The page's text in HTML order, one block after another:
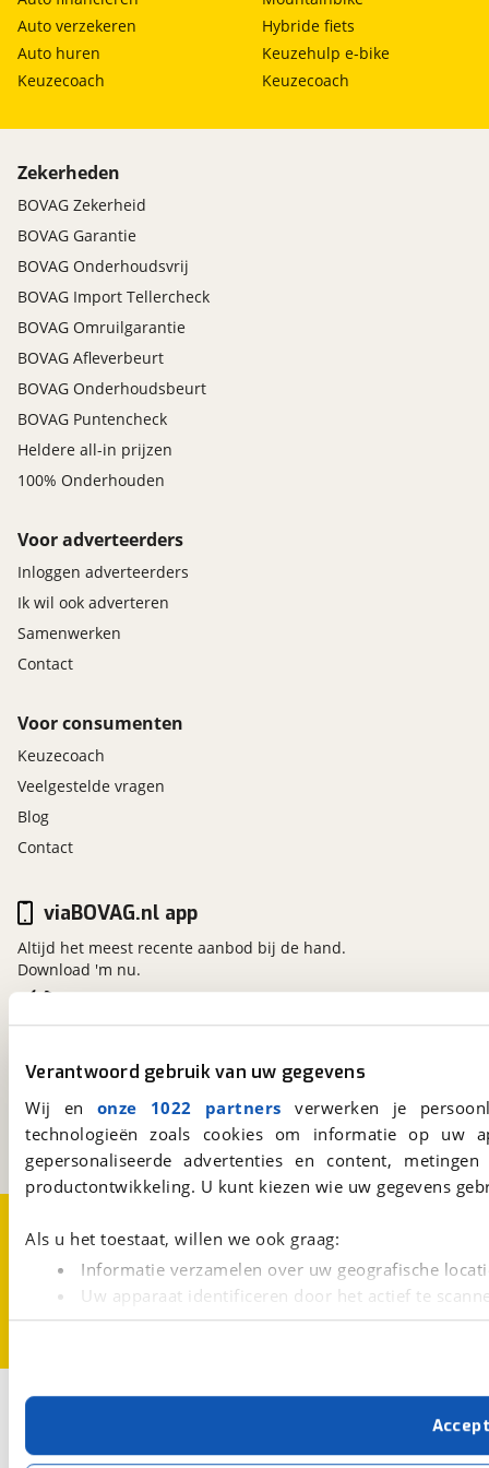
Verantwoord gebruik van uw gegevens
Wij en onze 1022 partners verwerken je
technologieën zoals cookies om informatie op
gepersonaliseerde advertenties en content,
productontwikkeling. U kunt kiezen wie uw gegevens
Als u het toestaat, willen we ook graag:
Informatie verzamelen over uw geografische
Uw apparaat identificeren door het actief te
Lees meer over hoe uw persoonlijke gegevens worden
Met cookies en vergelijkbare technieken zorgen we
cookies zorgen ervoor dat de website goed werkt.
verbeteren. We tonen je graag relevante advertenties
Connected services
Dab
Draadloze telefoonlader
Fabrieksgarantie
midden airbag(s)
multimedia scherm standaard
sfeerverlichting
stuur kunstleder
stuur multifunctioneel
stuur verwarmd
Uitparkeer waarschuwing
uitstap waarschuwing
Volledig digitaal instrumentenpaneel
zwarte glans (piano)lak interieur afwerking
Veiligheid
Autonomous Emergency Braking
Dodehoek detector
Airbag(s) hoofd voor
Airbag(s) side voor
Airbag bestuurder
Airbag passagier
Anti doorSlip Regeling
Bandenspanningscontrolesysteem
bots waarschuwing systeem
Elektronisch Stabiliteits Programma
Vermoeidheids herkenning
Auto verzekeren
Auto huren
Keuzecoach
Hybride fiets
Keuzehulp e-bike
Keuzecoach
Zekerheden
BOVAG Zekerheid
BOVAG Garantie
BOVAG Onderhoudsvrij
BOVAG Import Tellercheck
BOVAG Omruilgarantie
BOVAG Afleverbeurt
BOVAG Onderhoudsbeurt
BOVAG Puntencheck
Heldere all-in prijzen
100% Onderhouden
Voor adverteerders
Inloggen adverteerders
Ik wil ook adverteren
Samenwerken
Contact
Voor consumenten
Keuzecoach
Veelgestelde vragen
Blog
Contact
Kosterijland15
3981 AJ
Bunnik
Een initiatief van
BOVAG
viaBOVAG.nl app
Altijd het meest recente aanbod bij de hand.
Download 'm nu.
CookievoorkeurenVacatures